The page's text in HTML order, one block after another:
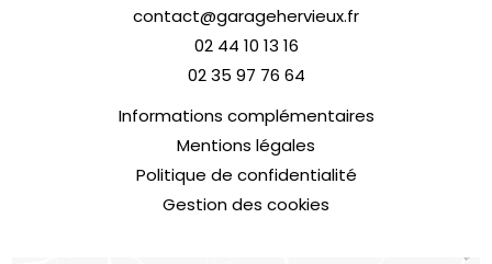
contact@garagehervieux.fr
02 44 10 13 16
02 35 97 76 64
Informations complémentaires
Mentions légales
Politique de confidentialité
Gestion des cookies